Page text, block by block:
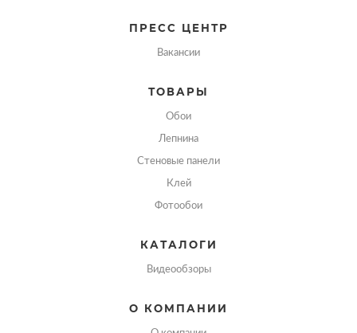
ПРЕСС ЦЕНТР
Вакансии
ТОВАРЫ
Обои
Лепнина
Стеновые панели
Клей
Фотообои
КАТАЛОГИ
Видеообзоры
О КОМПАНИИ